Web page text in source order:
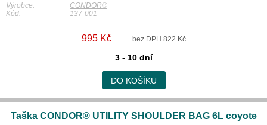
Výrobce:
CONDOR®
Kód:
137-001
995 Kč bez DPH 822 Kč
3 - 10 dní
DO KOŠÍKU
Taška CONDOR® UTILITY SHOULDER BAG 6L coyote